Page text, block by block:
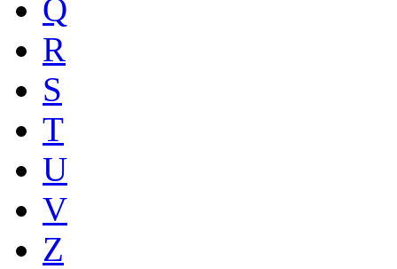
Q
R
S
T
U
V
Z